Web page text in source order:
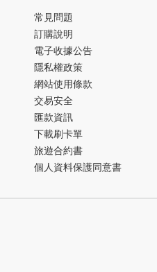
常見問題
訂購說明
電子收據公告
隱私權政策
網站使用條款
交易安全
匯款資訊
下載刷卡單
旅遊合約書
個人資料保護同意書